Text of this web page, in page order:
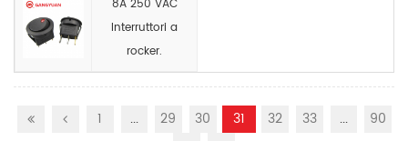
8A 250 VAC
Interruttori a
rocker.
1 ... 29 30 31 32 33 ... 90